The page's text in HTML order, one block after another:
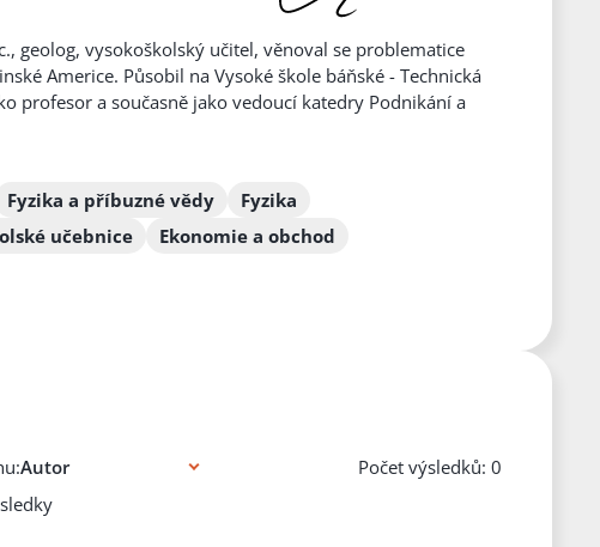
geolog, vysokoškolský učitel, věnoval se problematice
Americe. Působil na Vysoké škole báňské - Technická
profesor a současně jako vedoucí katedry Podnikání a
Fyzika a příbuzné vědy
Fyzika
učebnice
Ekonomie a obchod
Počet výsledků: 0